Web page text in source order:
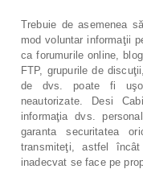
Trebuie de asemenea
mod voluntar informaţii
ca forumurile online,
FTP, grupurile de
de dvs. poate fi
neautorizate. Desi
informaţia dvs.
garanta securitatea
transmiteţi, astfel
inadecvat se face pe